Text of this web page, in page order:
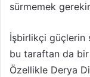
sürmemek
İşbirlikçi güçlerin
bu taraftan da
Özellikle Derya